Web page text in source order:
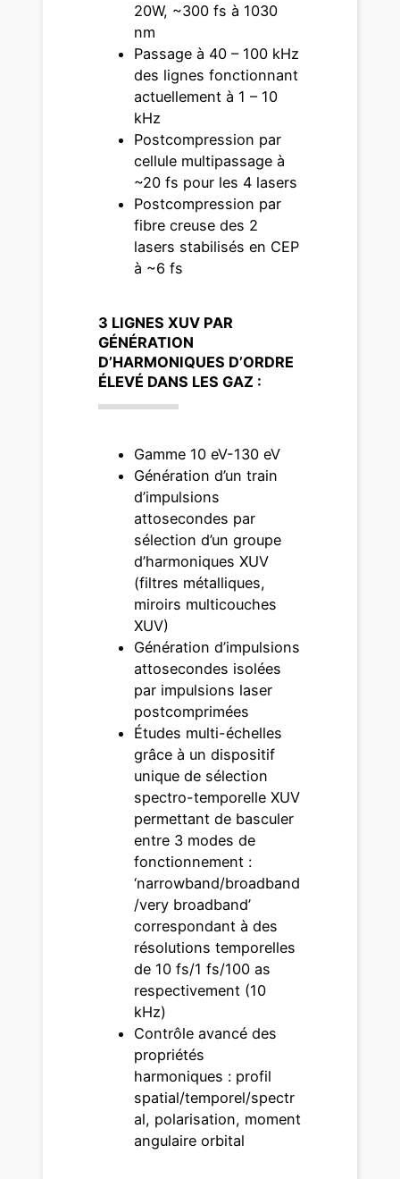
20W, ~300 fs à 1030
nm
Passage à 40 – 100 kHz
des lignes fonctionnant
actuellement à 1 – 10
kHz
Postcompression par
cellule multipassage à
~20 fs pour les 4 lasers
Postcompression par
fibre creuse des 2
lasers stabilisés en CEP
à ~6 fs
3 LIGNES XUV PAR
GÉNÉRATION
D’HARMONIQUES D’ORDRE
ÉLEVÉ DANS LES GAZ :
Gamme 10 eV-130 eV
Génération d’un train
d’impulsions
attosecondes par
sélection d’un groupe
d’harmoniques XUV
(filtres métalliques,
miroirs multicouches
XUV)
Génération d’impulsions
attosecondes isolées
par impulsions laser
postcomprimées
Études multi-échelles
grâce à un dispositif
unique de sélection
spectro-temporelle XUV
permettant de basculer
entre 3 modes de
fonctionnement :
‘narrowband/broadband
/very broadband’
correspondant à des
résolutions temporelles
de 10 fs/1 fs/100 as
respectivement (10
kHz)
Contrôle avancé des
propriétés
harmoniques : profil
spatial/temporel/spectr
al, polarisation, moment
angulaire orbital